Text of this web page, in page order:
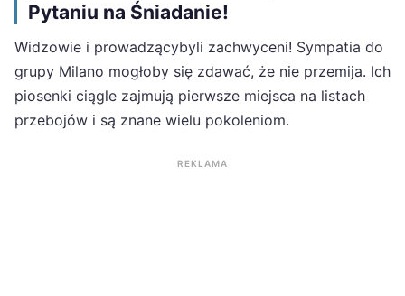
Pytaniu na Śniadanie!
Widzowie i prowadzącybyli zachwyceni! Sympatia do
grupy Milano mogłoby się zdawać, że nie przemija. Ich
piosenki ciągle zajmują pierwsze miejsca na listach
przebojów i są znane wielu pokoleniom.
REKLAMA